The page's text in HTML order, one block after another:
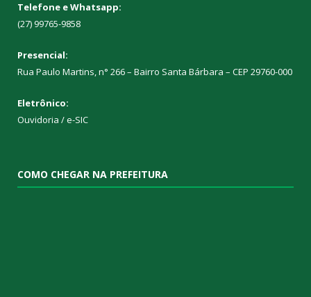
Telefone e Whatsapp:
(27) 99765-9858
Presencial:
Rua Paulo Martins, n° 266 – Bairro Santa Bárbara – CEP 29760-000
Eletrônico:
Ouvidoria /e-SIC
COMO CHEGAR NA PREFEITURA